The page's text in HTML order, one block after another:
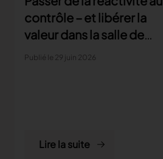
contrôle – et libérer la
valeur dans la salle de
coupe
Publié le 29 juin 2026
Lire la suite